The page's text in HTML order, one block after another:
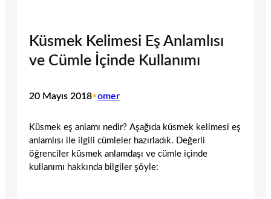
Küsmek Kelimesi Eş Anlamlısı
ve Cümle İçinde Kullanımı
20 Mayıs 2018•omer
Küsmek eş anlamı nedir? Aşağıda küsmek kelimesi eş
anlamlısı ile ilgili cümleler hazırladık. Değerli
öğrenciler küsmek anlamdaşı ve cümle içinde
kullanımı hakkında bilgiler şöyle: